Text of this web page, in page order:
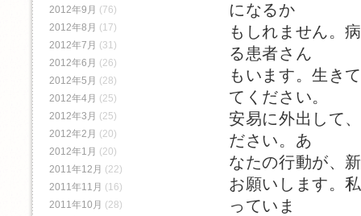
になるか
もしれません。
る患者さん
もいます。生き
てください。
安易に外出して
ださい。あ
なたの行動が、
お願いします。
っていま
2012年9月 (76)
2012年8月 (17)
2012年7月 (31)
2012年6月 (26)
2012年5月 (28)
2012年4月 (25)
2012年3月 (25)
2012年2月 (20)
2012年1月 (20)
2011年12月 (22)
2011年11月 (16)
2011年10月 (28)